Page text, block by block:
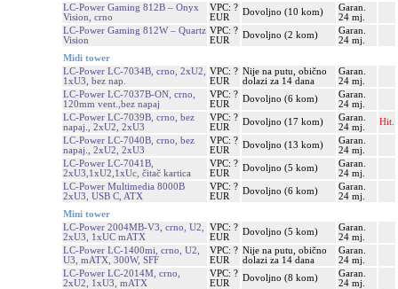
LC-Power Gaming 812B – Onyx
Vision, crno
VPC: ?
EUR
Dovoljno (10 kom)
Garan.
24 mj.
LC-Power Gaming 812W – Quartz
Vision
VPC: ?
EUR
Dovoljno (2 kom)
Garan.
24 mj.
Midi tower
LC-Power LC-7034B, crno, 2xU2,
1xU3, bez nap.
VPC: ?
EUR
Nije na putu, obično
dolazi za 14 dana
Garan.
24 mj.
LC-Power LC-7037B-ON, crno,
120mm vent.,bez napaj
VPC: ?
EUR
Dovoljno (6 kom)
Garan.
24 mj.
LC-Power LC-7039B, crno, bez
napaj., 2xU2, 2xU3
VPC: ?
EUR
Dovoljno (17 kom)
Garan.
24 mj.
Hit.
LC-Power LC-7040B, crno, bez
napaj., 2xU2, 2xU3
VPC: ?
EUR
Dovoljno (13 kom)
Garan.
24 mj.
LC-Power LC-7041B,
2xU3,1xU2,1xUc, čitač kartica
VPC: ?
EUR
Dovoljno (5 kom)
Garan.
24 mj.
LC-Power Multimedia 8000B
2xU3, USB C, ATX
VPC: ?
EUR
Dovoljno (6 kom)
Garan.
24 mj.
Mini tower
LC-Power 2004MB-V3, crno, U2,
2xU3, 1xUC mATX
VPC: ?
EUR
Dovoljno (5 kom)
Garan.
24 mj.
LC-Power LC-1400mi, crno, U2,
U3, mATX, 300W, SFF
VPC: ?
EUR
Nije na putu, obično
dolazi za 14 dana
Garan.
24 mj.
LC-Power LC-2014M, crno,
2xU2, 1xU3, mATX
VPC: ?
EUR
Dovoljno (8 kom)
Garan.
24 mj.